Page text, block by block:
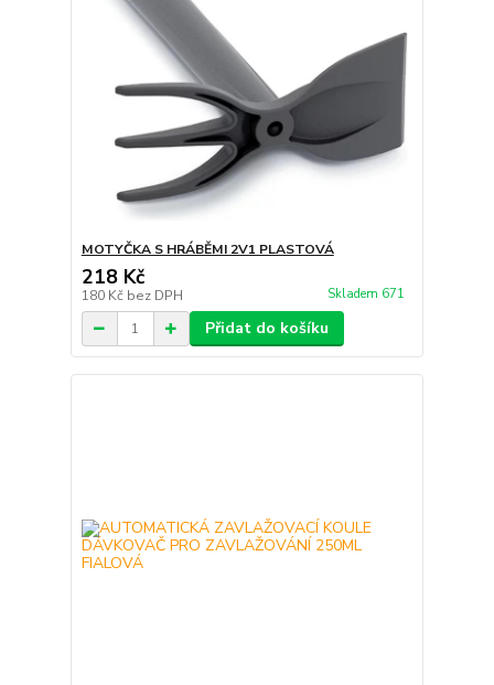
MOTYČKA S HRÁBĚMI 2V1 PLASTOVÁ
218 Kč
180 Kč bez DPH Skladem 671
Přidat do košíku